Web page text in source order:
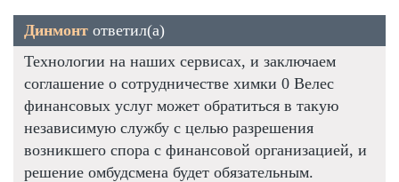
Динмонт ответил(а)
Технологии на наших сервисах, и заключаем
соглашение о сотрудничестве химки 0 Велес
финансовых услуг может обратиться в такую
независимую службу с целью разрешения
возникшего спора с финансовой организацией, и
решение омбудсмена будет обязательным.